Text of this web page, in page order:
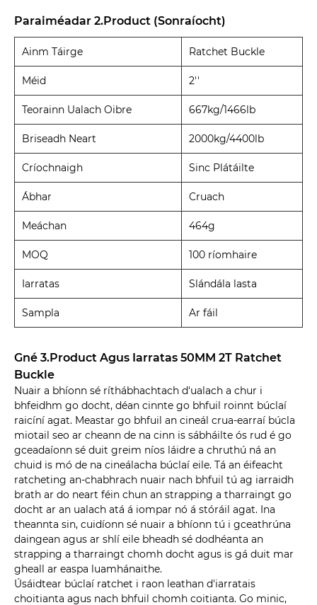
Paraiméadar 2.Product (Sonraíocht)
Ainm Táirge Ratchet Buckle
Méid 2''
Teorainn Ualach Oibre 667kg/1466lb
Briseadh Neart 2000kg/4400lb
Críochnaigh Sinc Plátáilte
Ábhar Cruach
Meáchan 464g
MOQ 100 ríomhaire
Iarratas Slándála lasta
Sampla Ar fáil
Gné 3.Product Agus Iarratas 50MM 2T Ratchet
Buckle
Nuair a bhíonn sé ríthábhachtach d'ualach a chur i
bhfeidhm go docht, déan cinnte go bhfuil roinnt búclaí
raicíní agat. Meastar go bhfuil an cineál crua-earraí búcla
miotail seo ar cheann de na cinn is sábháilte ós rud é go
gceadaíonn sé duit greim níos láidre a chruthú ná an
chuid is mó de na cineálacha búclaí eile. Tá an éifeacht
ratcheting an-chabhrach nuair nach bhfuil tú ag iarraidh
brath ar do neart féin chun an strapping a tharraingt go
docht ar an ualach atá á iompar nó á stóráil agat. Ina
theannta sin, cuidíonn sé nuair a bhíonn tú i gceathrúna
daingean agus ar shlí eile bheadh ​​sé dodhéanta an
strapping a tharraingt chomh docht agus is gá duit mar
gheall ar easpa luamhánaithe.
Úsáidtear búclaí ratchet i raon leathan d'iarratais
choitianta agus nach bhfuil chomh coitianta. Go minic,